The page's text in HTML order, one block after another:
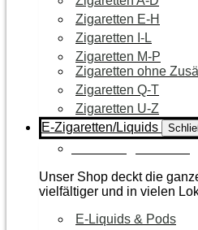
Zigaretten E-H
Zigaretten I-L
Zigaretten M-P
Zigaretten ohne
Zigaretten Q-T
Zigaretten U-Z
E-Zigaretten/Liquids
Unser Shop deckt die
vielfältiger und in vielen
E-Liquids & Pods